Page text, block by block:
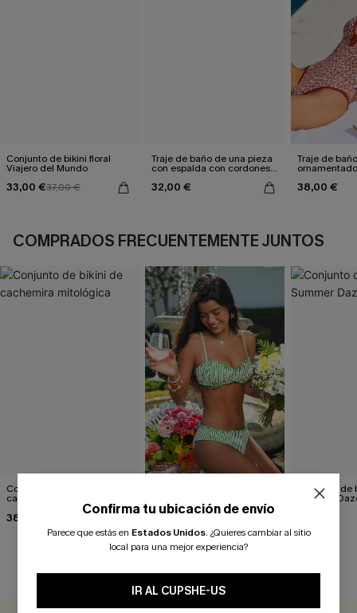
Conjunto de bikini floral
Viajero del Mundo
33,00 €37,00 €
Traje de baño de una pieza
con espalda con cordones y
aleteo floral
32,00 €
Traje de
38,00 €
COMPRADOS FRECUENTEMENTE JUNTOS
Conjunto de bikini de
cachemira mitológica
38,00 € 36,00 €
Conjunto
Summer
RESEÑAS DE CLIENTES
Confirma tu ubicación de envío
Parece que estás en Estados Unidos. ¿Quieres cambiar al sitio
local para una mejor experiencia?
IR AL CUPSHE-US